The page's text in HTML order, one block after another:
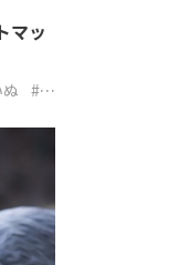
マッ
#ね